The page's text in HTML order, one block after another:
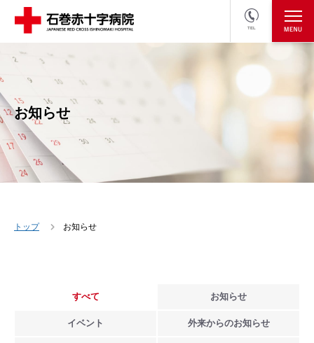
TEL
医療関係者の方
お知らせ
トップ お知らせ
すべて お知らせ
イベント 外来からのお知らせ